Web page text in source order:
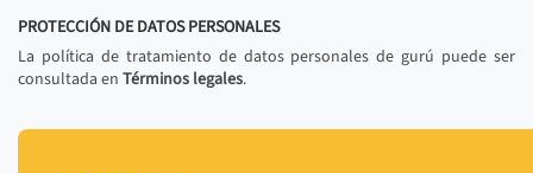
PROTECCIÓN DE DATOS PERSONALES
La política de tratamiento de datos personales de gurú puede ser
consultada en Términos legales.